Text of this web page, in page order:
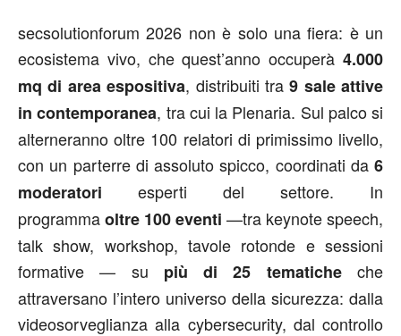
secsolutionforum 2026 non è solo una fiera: è un
ecosistema vivo, che quest’anno occuperà 4.000
mq di area espositiva, distribuiti tra9 sale attive
in contemporanea, tra cui la Plenaria. Sul palco si
alterneranno oltre 100 relatori di primissimo livello,
con un parterre di assoluto spicco, coordinati da 6
moderatori esperti del settore. In
programmaoltre 100 eventi —tra keynote speech,
talk show, workshop, tavole rotonde e sessioni
formative — su più di 25 tematicheche
attraversano l’intero universo della sicurezza: dalla
videosorveglianza alla cybersecurity, dal controllo